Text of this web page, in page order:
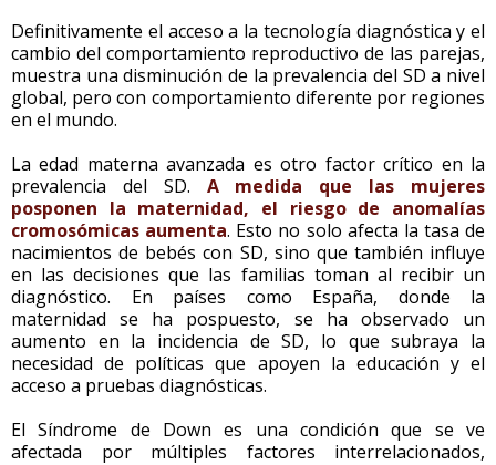
Definitivamente el acceso a la tecnología diagnóstica y el
cambio del comportamiento reproductivo de las parejas,
muestra una disminución de la prevalencia del SD a nivel
global, pero con comportamiento diferente por regiones
en el mundo.
La edad materna avanzada es otro factor crítico en la
prevalencia del SD. A medida que las mujeres
posponen la maternidad, el riesgo de anomalías
cromosómicas aumenta. Esto no solo afecta la tasa de
nacimientos de bebés con SD, sino que también influye
en las decisiones que las familias toman al recibir un
diagnóstico. En países como España, donde la
maternidad se ha pospuesto, se ha observado un
aumento en la incidencia de SD, lo que subraya la
necesidad de políticas que apoyen la educación y el
acceso a pruebas diagnósticas.
El Síndrome de Down es una condición que se ve
afectada por múltiples factores interrelacionados,